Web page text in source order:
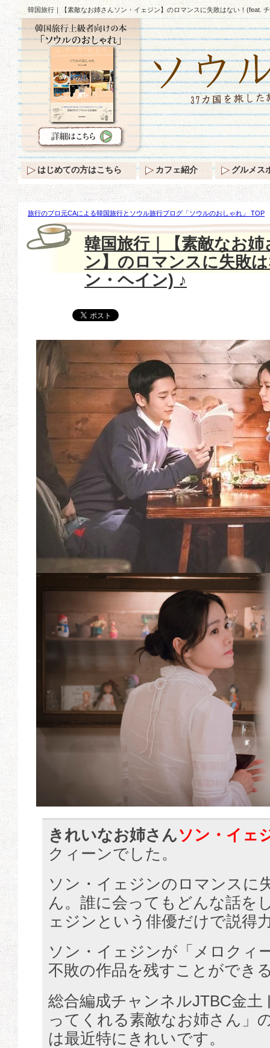
韓国旅行｜【素敵なお姉さんソン・イェジン】のロマンスに失敗はない！(feat.
旅行のプロ元CAによる韓国旅行とソウル旅行ブログ「ソウルのおしゃれ」 TOP
【素敵なお姉さんソン・イェジン】のロマンスに失敗はない！(feat. チョン・ヘ
韓国旅行｜【素敵なお
ン】のロマンスに失敗
ン・ヘイン) ♪
きれいなお姉さんソン・イェ
クィーンでした。
ソン・イェジンのロマンスに
ん。誰に会ってもどんな話を
ェジンという俳優だけで説得
ソン・イェジンが「メロクィ
不敗の作品を残すことができ
総合編成チャンネルJTBC金
ってくれる素敵なお姉さん」
は最近特にきれいです。
はじめての方はこちら カフェ紹介 グルメス